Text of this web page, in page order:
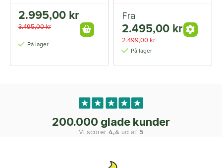
2.995,00 kr
3.495,00 kr
På lager
Fra
2.495,00 kr
2.499,00 kr
På lager
200.000 glade kunder
Vi scorer 4,4 ud af 5